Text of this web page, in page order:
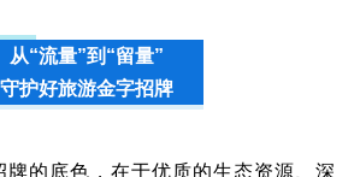
从“流量”到“留量”
守护好旅游金字招牌
牌的底色，在于优质的生态资源、深